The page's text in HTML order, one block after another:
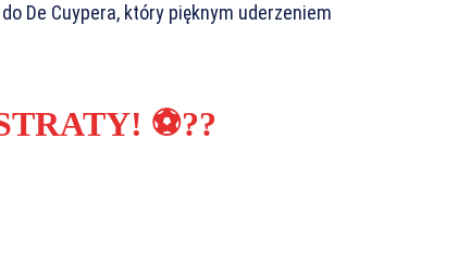
De Cuypera, który pięknym uderzeniem
⚽️??